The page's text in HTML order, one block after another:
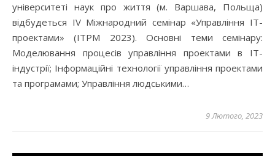
університеті наук про життя (м. Варшава, Польща)
відбудеться IV Міжнародний семінар «Управління ІТ-
проектами» (ITPM 2023). Основні теми семінару:
Моделювання процесів управління проектами в ІТ-
індустрії; Інформаційні технології управління проектами
та програмами; Управління людськими…
9 Лютого, 2023